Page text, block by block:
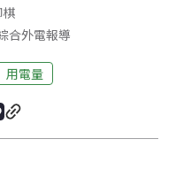
合外電報導
用電量